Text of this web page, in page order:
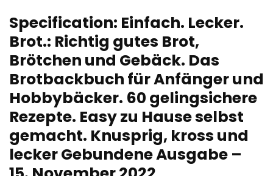
Specification: Einfach. Lecker.
Brot.: Richtig gutes Brot,
Brötchen und Gebäck. Das
Brotbackbuch für Anfänger und
Hobbybäcker. 60 gelingsichere
Rezepte. Easy zu Hause selbst
gemacht. Knusprig, kross und
lecker Gebundene Ausgabe –